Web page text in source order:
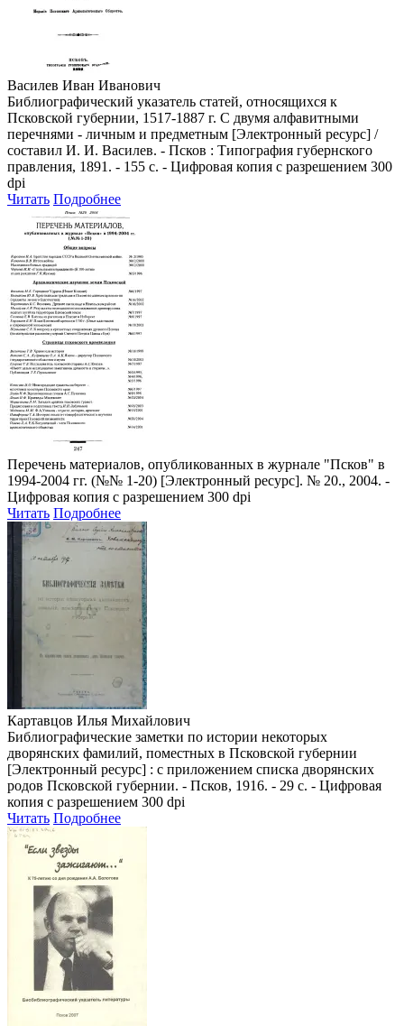
Василев Иван Иванович
Библиографический указатель статей, относящихся к
Псковской губернии, 1517-1887 г. С двумя алфавитными
перечнями - личным и предметным [Электронный ресурс] /
составил И. И. Василев. - Псков : Типография губернского
правления, 1891. - 155 с. - Цифровая копия с разрешением 300
dpi
Читать Подробнее
Перечень материалов, опубликованных в журнале "Псков" в
1994-2004 гг. (№№ 1-20) [Электронный ресурс]. № 20., 2004. -
Цифровая копия с разрешением 300 dpi
Читать Подробнее
Картавцов Илья Михайлович
Библиографические заметки по истории некоторых
дворянских фамилий, поместных в Псковской губернии
[Электронный ресурс] : с приложением списка дворянских
родов Псковской губернии. - Псков, 1916. - 29 с. - Цифровая
копия с разрешением 300 dpi
Читать Подробнее